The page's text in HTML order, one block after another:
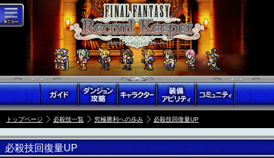
トップページ 必殺技一覧 究極勝利への歩み 必殺技回復量UP
必殺技回復量UP